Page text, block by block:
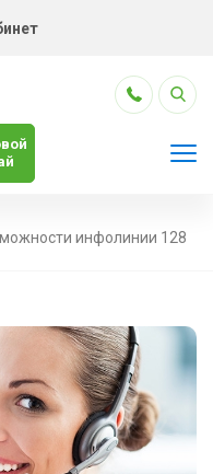
инфолинии 128